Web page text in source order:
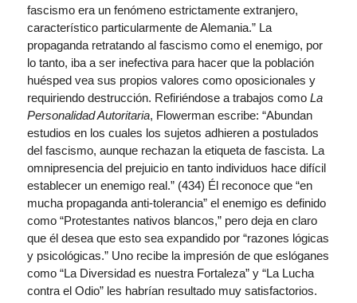
fascismo era un fenómeno estrictamente extranjero,
característico particularmente de Alemania.” La
propaganda retratando al fascismo como el enemigo, por
lo tanto, iba a ser inefectiva para hacer que la población
huésped vea sus propios valores como oposicionales y
requiriendo destrucción. Refiriéndose a trabajos como La
Personalidad Autoritaria, Flowerman escribe: “Abundan
estudios en los cuales los sujetos adhieren a postulados
del fascismo, aunque rechazan la etiqueta de fascista. La
omnipresencia del prejuicio en tanto individuos hace difícil
establecer un enemigo real.” (434) Él reconoce que “en
mucha propaganda anti-tolerancia” el enemigo es definido
como “Protestantes nativos blancos,” pero deja en claro
que él desea que esto sea expandido por “razones lógicas
y psicológicas.” Uno recibe la impresión de que eslóganes
como “La Diversidad es nuestra Fortaleza” y “La Lucha
contra el Odio” les habrían resultado muy satisfactorios.